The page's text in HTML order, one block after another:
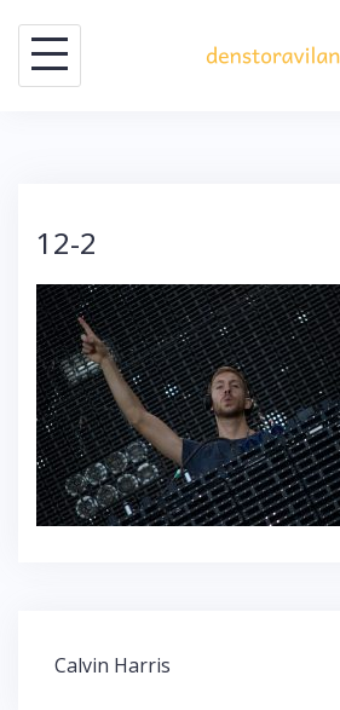
content
12-2
Post
Calvin Harris